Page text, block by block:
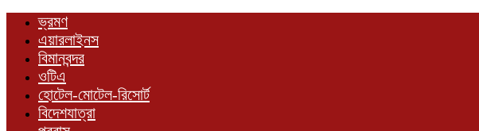
ভ্রমণ
এয়ারলাইনস
বিমানবন্দর
ওটিএ
হোটেল-মোটেল-রিসোর্ট
বিদেশযাত্রা